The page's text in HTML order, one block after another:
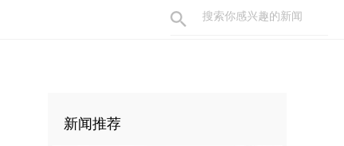
新闻推荐